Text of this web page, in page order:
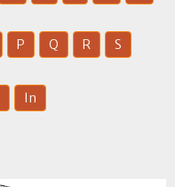
P Q R S
In